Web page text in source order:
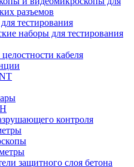
разъемов
тестирования
наборы для тестирования
кабеля
контроля
защитного слоя бетона